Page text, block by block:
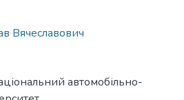
Вячеславович
автомобільно-